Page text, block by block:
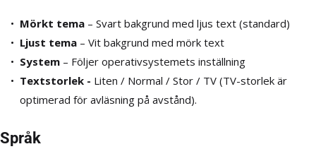
Mörkt tema – Svart bakgrund med ljus text (standard)
Ljust tema – Vit bakgrund med mörk text
System – Följer operativsystemets inställning
Textstorlek - Liten / Normal / Stor / TV (TV-storlek är
optimerad för avläsning på avstånd).
Språk